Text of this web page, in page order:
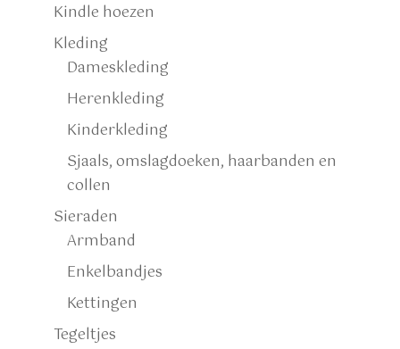
Kindle hoezen
Kleding
Dameskleding
Herenkleding
Kinderkleding
Sjaals, omslagdoeken, haarbanden en
collen
Sieraden
Armband
Enkelbandjes
Kettingen
Tegeltjes